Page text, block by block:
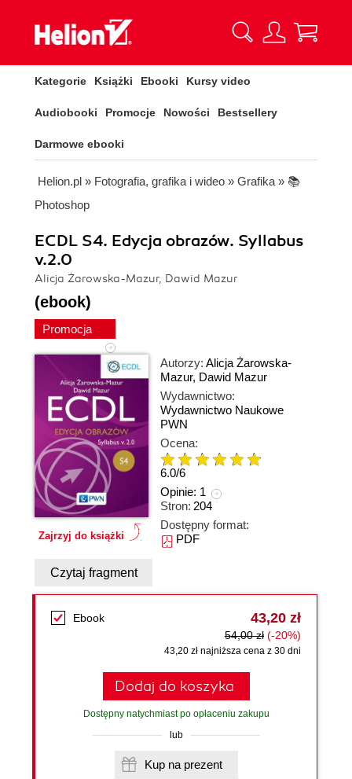
Kategorie Książki Ebooki Kursy video
Audiobooki Promocje Nowości Bestsellery
Darmowe ebooki
Helion.pl » Fotografia, grafika i wideo » Grafika » 📚
Photoshop
ECDL S4. Edycja obrazów. Syllabus
v.2.0
Alicja Żarowska-Mazur, Dawid Mazur
(ebook)
Promocja
Zajrzyj do książki
Autorzy: Alicja Żarowska-
Mazur, Dawid Mazur
Wydawnictwo:
Wydawnictwo Naukowe
PWN
Ocena:
6.0/6
Opinie: 1
Stron: 204
Dostępny format:
PDF
Czytaj fragment
Ebook 43,20 zł
54,00 zł (-20%)
43,20 zł najniższa cena z 30 dni
Dodaj do koszyka
Dostępny natychmiast po opłaceniu zakupu
lub
Kup na prezent